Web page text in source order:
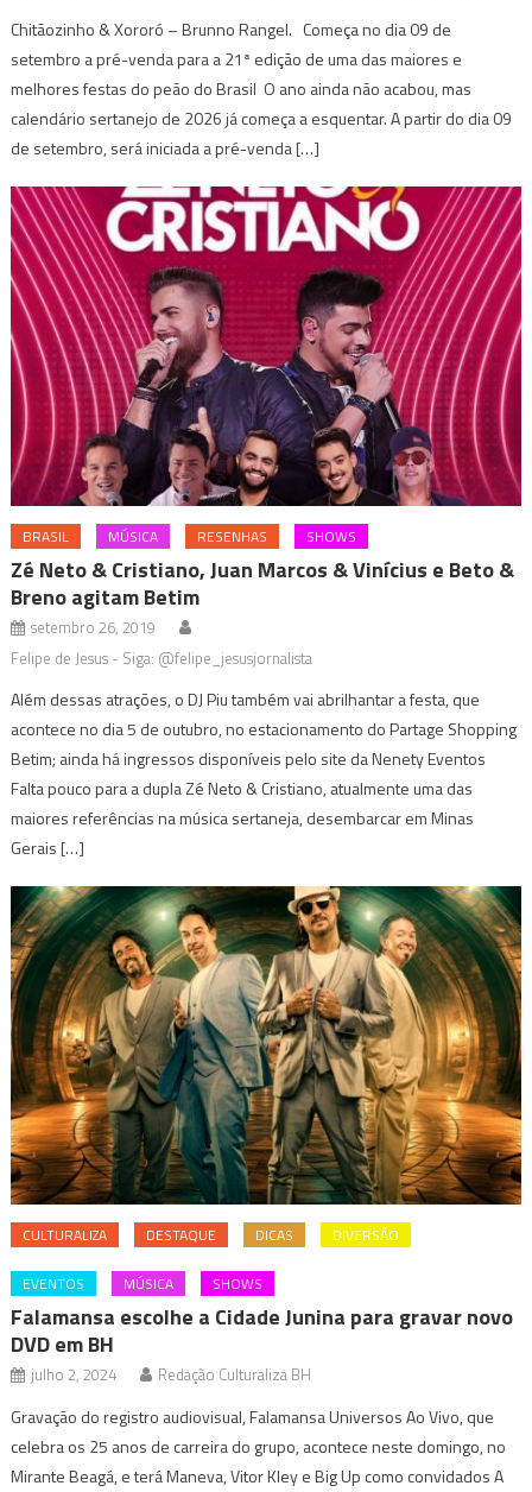
Chitãozinho & Xororó – Brunno Rangel. Começa no dia 09 de
setembro a pré-venda para a 21ª edição de uma das maiores e
melhores festas do peão do Brasil O ano ainda não acabou, mas
calendário sertanejo de 2026 já começa a esquentar. A partir do dia 09
de setembro, será iniciada a pré-venda […]
BRASIL MÚSICA RESENHAS SHOWS
Zé Neto & Cristiano, Juan Marcos & Vinícius e Beto &
Breno agitam Betim
setembro 26, 2019
Felipe de Jesus - Siga: @felipe_jesusjornalista
Além dessas atrações, o DJ Piu também vai abrilhantar a festa, que
acontece no dia 5 de outubro, no estacionamento do Partage Shopping
Betim; ainda há ingressos disponíveis pelo site da Nenety Eventos
Falta pouco para a dupla Zé Neto & Cristiano, atualmente uma das
maiores referências na música sertaneja, desembarcar em Minas
Gerais […]
CULTURALIZA DESTAQUE DICAS DIVERSÃO
EVENTOS MÚSICA SHOWS
Falamansa escolhe a Cidade Junina para gravar novo
DVD em BH
julho 2, 2024 Redação Culturaliza BH
Gravação do registro audiovisual, Falamansa Universos Ao Vivo, que
celebra os 25 anos de carreira do grupo, acontece neste domingo, no
Mirante Beagá, e terá Maneva, Vitor Kley e Big Up como convidados A